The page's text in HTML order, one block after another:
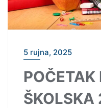
5 rujna, 2025
POČETAK